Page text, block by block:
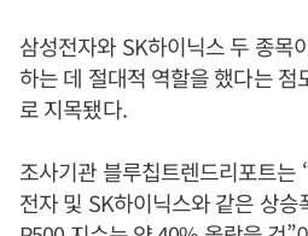
삼성전자와 SK하이닉스 두 종목
하는 데 절대적 역할을 했다는 점
로 지목됐다.
조사기관 블루칩트렌드리포트는
전자 및 SK하이닉스와 같은 상